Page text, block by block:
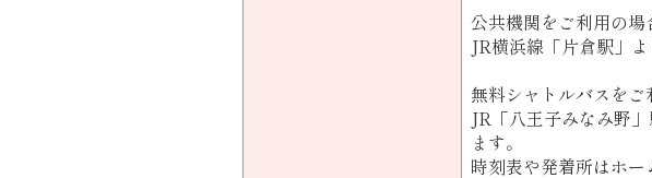
公共機関をご利用の場
JR横浜線「片倉駅」
無料シャトルバスを
JR「八王子みなみ野
ます。
時刻表や発着所はホー